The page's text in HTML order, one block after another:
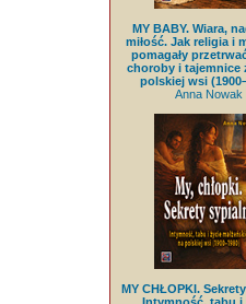
MY BABY. Wiara,
miłość. Jak religia i
pomagały
choroby i tajemnice
polskiej wsi
Anna Nowak
MY CHŁOPKI.
Intymność, tabu i